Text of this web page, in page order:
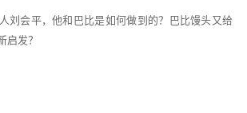
刘会平，他和巴比是如何做到的？巴比馒头又给
启发？